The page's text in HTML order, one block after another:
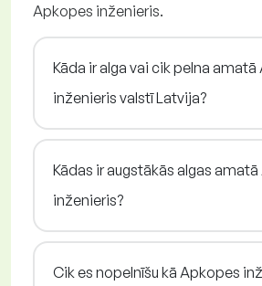
Apkopes inženieris.
Kāda ir alga vai cik pelna
inženieris valstī Latvija?
Kādas ir augstākās algas
inženieris?
Cik es nopelnīšu kā Apkopes